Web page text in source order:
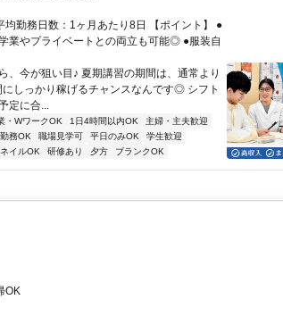
勤務日数：1ヶ月あたり8日 【ポイント】 ●
業やプライベートとの両立も可能◎ ●服装自
、今が狙い目♪ 夏期講習の期間は、通常より
しっかり稼げるチャンスなんです◎ シフト
定に合...
・WワークOK 1日4時間以内OK
主婦・主夫歓迎
務OK 職場見学可 平日のみOK
学生歓迎
ネイルOK 研修あり 夕方 ブランクOK
OK